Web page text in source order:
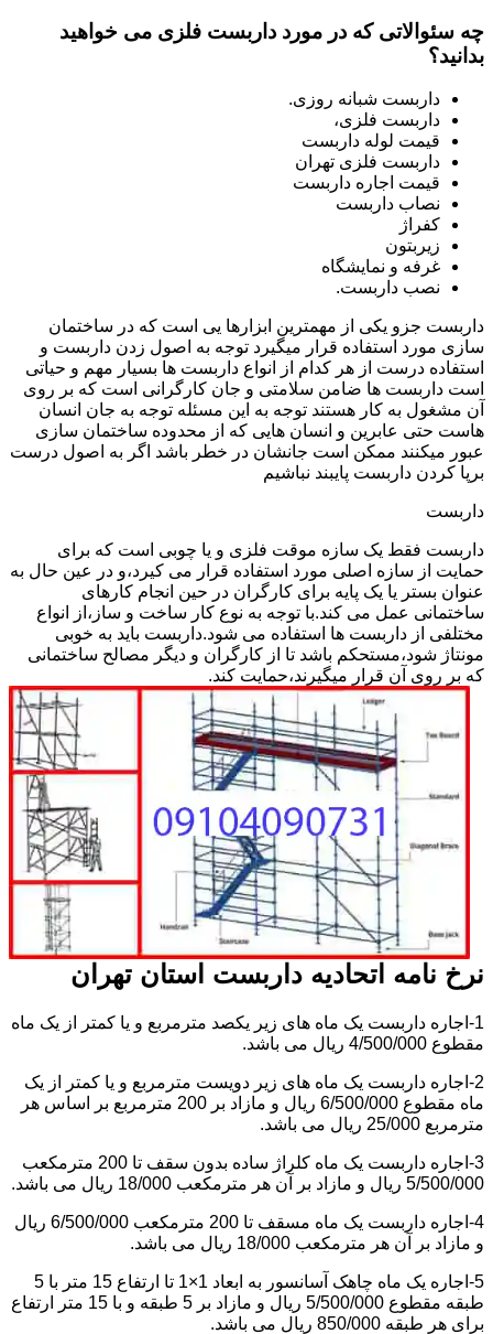
چه سئوالاتی که در مورد داربست فلزی می خواهید
بدانید؟
داربست شبانه روزی.
داربست فلزی،
قیمت لوله داربست
داربست فلزی تهران
قیمت اجاره داربست
نصاب داربست
کفراژ
زیربتون
غرفه و نمایشگاه
نصب داربست.
داربست جزو یکی از مهمترین ابزارها یی است که در ساختمان
سازی مورد استفاده قرار میگیرد توجه به اصول زدن داربست و
استفاده درست از هر کدام از انواع داربست ها بسیار مهم و حیاتی
است داربست ها ضامن سلامتی و جان کارگرانی است که بر روی
آن مشغول به کار هستند توجه به این مسئله توجه به جان انسان
هاست حتی عابرین و انسان هایی که از محدوده ساختمان سازی
عبور میکنند ممکن است جانشان در خطر باشد اگر به اصول درست
برپا کردن داربست پایبند نباشیم
داربست
داربست فقط یک سازه موقت فلزی و یا چوبی است که برای
حمایت از سازه اصلی مورد استفاده قرار می کیرد،و در عین حال به
عنوان بستر یا یک پایه برای کارگران در حین انجام کارهای
ساختمانی عمل می کند.با توجه به نوع کار ساخت و ساز،از انواع
مختلفی از داربست ها استفاده می شود.داربست باید به خوبی
مونتاژ شود،مستحکم باشد تا از کارگران و دیگر مصالح ساختمانی
که بر روی آن قرار میگیرند،حمایت کند.
نرخ نامه اتحادیه داربست استان تهران
1-اجاره داربست یک ماه های زیر یکصد مترمربع و یا کمتر از یک ماه
مقطوع 4/500/000 ریال می باشد.
2-اجاره داربست یک ماه های زیر دویست مترمربع و یا کمتر از یک
ماه مقطوع 6/500/000 ریال و مازاد بر 200 مترمربع بر اساس هر
مترمربع 25/000 ریال می باشد.
3-اجاره داربست یک ماه کلراژ ساده بدون سقف تا 200 مترمکعب
5/500/000 ریال و مازاد بر آن هر مترمکعب 18/000 ریال می باشد.
4-اجاره داربست یک ماه مسقف تا 200 مترمکعب 6/500/000 ریال
و مازاد بر آن هر مترمکعب 18/000 ریال می باشد.
5-اجاره یک ماه چاهک آسانسور به ابعاد 1×1 تا ارتفاع 15 متر با 5
طبقه مقطوع 5/500/000 ریال و مازاد بر 5 طبقه و با 15 متر ارتفاع
برای هر طبقه 850/000 ریال می باشد.